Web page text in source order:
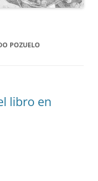
POZUELO
libro en